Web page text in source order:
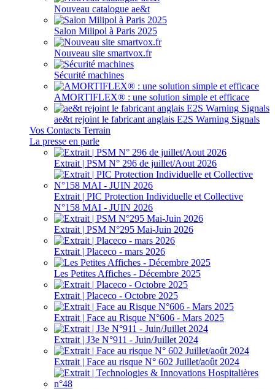
Nouveau catalogue ae&t
Salon Milipol à Paris 2025
Nouveau site smartvox.fr
Sécurité machines
AMORTIFLEX® : une solution simple et efficace
ae&t rejoint le fabricant anglais E2S Warning Signals
Vos Contacts Terrain
La presse en parle
Extrait | PSM N° 296 de juillet/Aout 2026
Extrait | PIC Protection Individuelle et Collective
N°158 MAI - JUIN 2026
Extrait | PSM N°295 Mai-Juin 2026
Extrait | Placeco - mars 2026
Les Petites Affiches - Décembre 2025
Extrait | Placeco - Octobre 2025
Extrait | Face au Risque N°606 - Mars 2025
Extrait | J3e N°911 - Juin/Juillet 2024
Extrait | Face au risque N° 602 Juillet/août 2024